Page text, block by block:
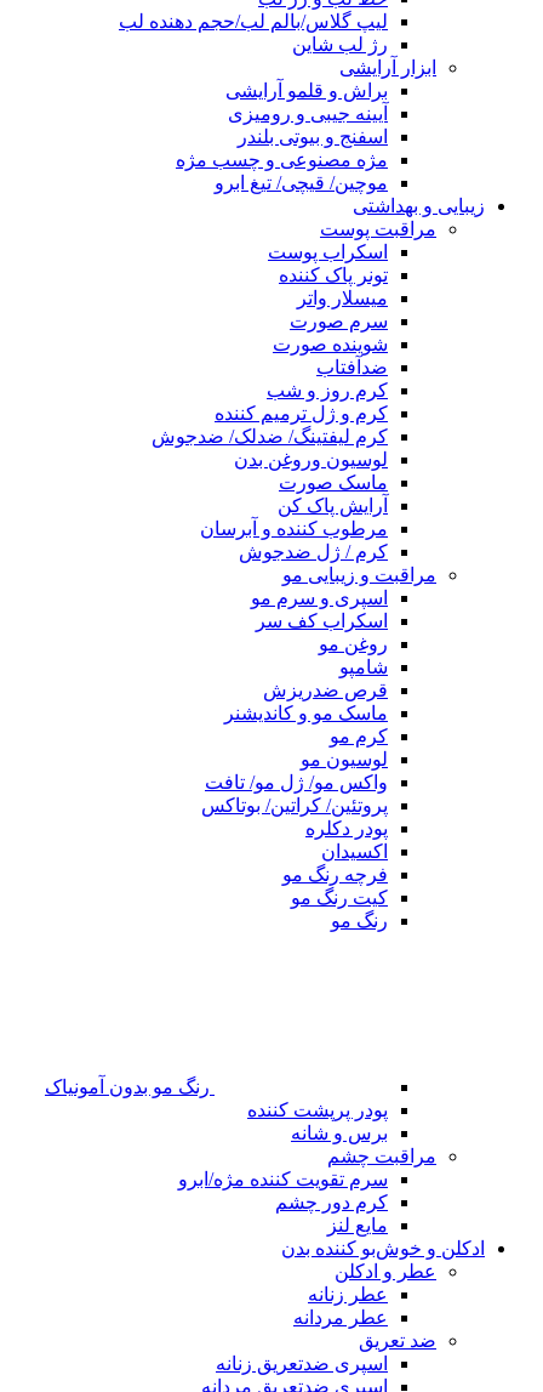
لیپ گلاس/بالم لب/حجم دهنده لب
رژ لب شاین
ابزار آرایشی
براش و قلمو آرایشی
آیینه جیبی و رومیزی
اسفنج و بیوتی بلندر
مژه مصنوعی و چسب مژه
موچین/ قیچی/ تیغ ابرو
زیبایی و بهداشتی
مراقبت پوست
اسکراب پوست
تونر پاک کننده
میسلار واتر
سرم صورت
شوینده صورت
ضدآفتاب
کرم روز و شب
کرم و ژل ترمیم کننده
کرم لیفتینگ/ ضدلک/ ضدجوش
لوسیون وروغن بدن
ماسک صورت
آرایش پاک کن
مرطوب کننده و آبرسان
کرم / ژل ضدجوش
مراقبت و زیبایی مو
اسپری و سرم مو
اسکراب کف سر
روغن مو
شامپو
قرص ضدریزش
ماسک مو و کاندیشنر
کرم مو
لوسیون مو
واکس مو/ ژل مو/ تافت
پروتئین/ کراتین/ بوتاکس
پودر دکلره
اکسیدان
فرچه رنگ مو
کیت رنگ مو
رنگ مو
رنگ مو بدون آمونیاک
پودر پرپشت کننده
برس و شانه
مراقبت چشم
سرم تقویت کننده مژه/ابرو
کرم دور چشم
مایع لنز
ادکلن و خوش‌بو کننده بدن
عطر و ادکلن
عطر زنانه
عطر مردانه
ضد تعریق
اسپری ضدتعریق زنانه
اسپری ضدتعریق مردانه